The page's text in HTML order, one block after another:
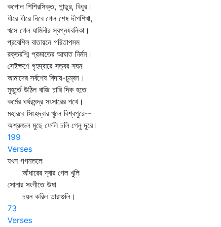
কপোল শিশিরসিক্ত, পান্ডুর, বিধুর।
ধীরে ধীরে নিবে গেল শেষ দীপশিখা,
খসে গেল যামিনীর স্বপ্নযবনিকা।
প্রবেশিল বাতায়নে পরিতাপসম
রক্তরশ্মি প্রভাতের আঘাত নির্মম।
সেইক্ষণে গৃহদ্বারে সত্বর সঘন
আমাদের সর্বশেষ বিদায়-চুম্বন।
মুহূর্তে উঠিল বাজি চারি দিক হতে
কর্মের ঘর্ঘরমন্দ্র সংসারের পথে।
মহারবে সিংহদ্বার খুলে বিশ্বপুরে--
অশ্রুজল মুছে ফেলি চলি গেনু দূরে।
199
Verses
যখন গগনতলে
আঁধারের দ্বার গেল খুলি
সোনার সংগীতে উষা
চয়ন করিল তারাগুলি।
73
Verses